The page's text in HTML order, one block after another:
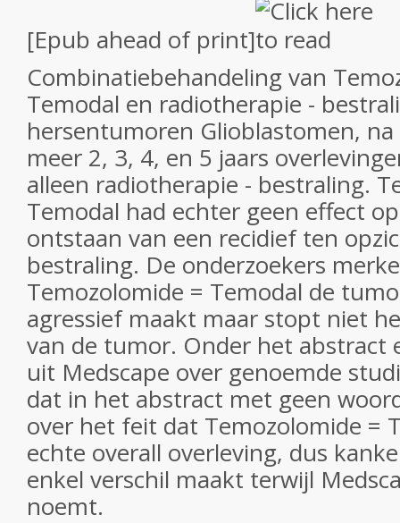
[Epub ahead of print]
Combinatiebehandeling van
Temodal en radiotherapie -
hersentumoren Glioblastomen,
meer 2, 3, 4, en 5 jaars
alleen radiotherapie - bestraling.
Temodal had echter geen effect
ontstaan van een recidief ten
bestraling. De onderzoekers
Temozolomide = Temodal de
agressief maakt maar stopt niet
van de tumor. Onder het abstract
uit Medscape over genoemde
dat in het abstract met geen
over het feit dat Temozolomide =
echte overall overleving, dus
enkel verschil maakt terwijl
noemt.